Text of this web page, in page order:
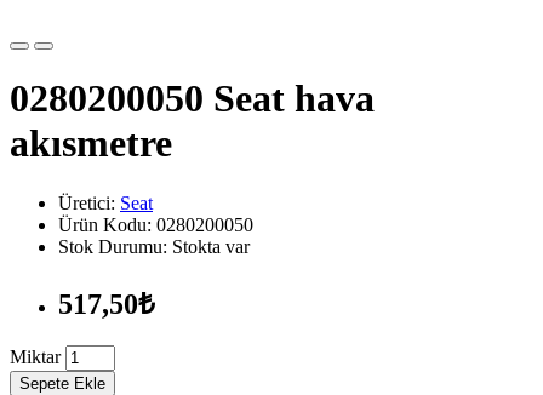
0280200050 Seat hava
akısmetre
Üretici: Seat
Ürün Kodu: 0280200050
Stok Durumu: Stokta var
517,50₺
Miktar
Sepete Ekle